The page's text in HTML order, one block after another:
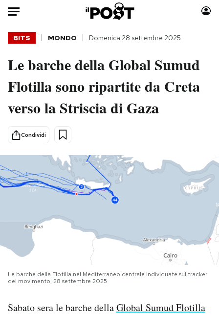
Auto
HOME
Italia
Politica
Tecnologia
Internet
Economia
Moda
Consumismi
Europa
Mondiali calcio 2026
PODCAST
NEWSLETTER
I MIEI PREFERITI
BITS MONDO Domenica 28 settembre 2025
Le barche della Global Sumud
Flotilla sono ripartite da Creta
verso la Striscia di Gaza
Condividi
Le barche della Flotilla nel Mediterraneo centrale individuate sul tracker
del movimento, 28 settembre 2025
Sabato sera le barche dellaGlobal Sumud Flotilla